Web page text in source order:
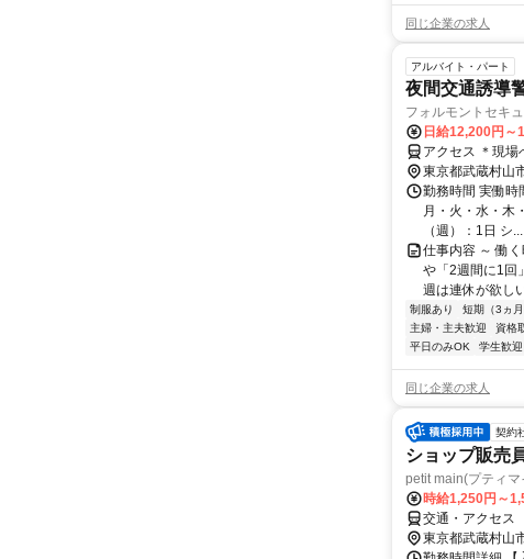
同じ企業の求人
アルバイト・パート
夜間交通誘導
フォルモントセキ
日給12,200円～
アクセス ＊現場
東京都武蔵村山
勤務時間 実働時
月・火・水・木
（週）：1日 シ...
仕事内容 ～ 働
や「2週間に1回
週は連休が欲し
制服あり 短期（3ヵ月
主婦・主夫歓迎
資格
平日のみOK
学生歓迎
同じ企業の求人
契約
ショップ販売
petit main(プティ
時給1,250円～
交通・アクセス
東京都武蔵村山